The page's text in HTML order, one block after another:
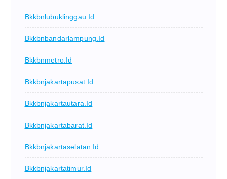
Bkkbnlubuklinggau.id
Bkkbnbandarlampung.id
Bkkbnmetro.id
Bkkbnjakartapusat.id
Bkkbnjakartautara.id
Bkkbnjakartabarat.id
Bkkbnjakartaselatan.id
Bkkbnjakartatimur.id